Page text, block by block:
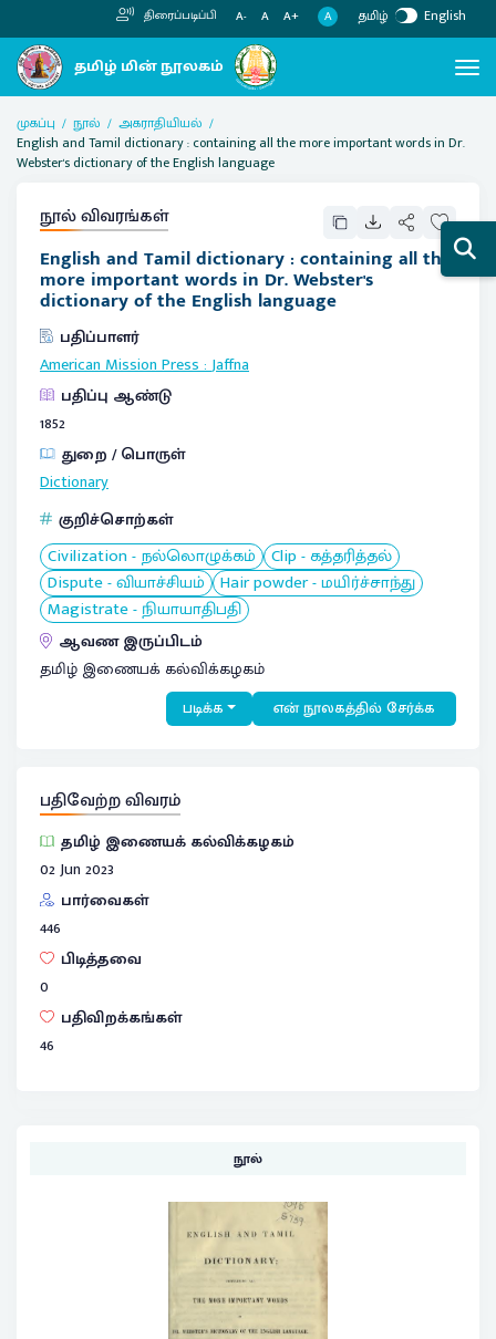
திரைப்படிப்பி A- A A+ A தமிழ் English
முகப்பு நூல்
அகராதியியல்
English and Tamil dictionary : containing all the more important words in Dr.
Webster's dictionary of the English language
நூல் விவரங்கள்
English and Tamil dictionary : containing all the
more important words in Dr. Webster's
dictionary of the English language
பதிப்பாளர்
American Mission Press:Jaffna
பதிப்பு ஆண்டு
1852
துறை / பொருள்
Dictionary
குறிச்சொற்கள்
Civilization - நல்லொழுக்கம் Clip - கத்தரித்தல்
Dispute - வியாச்சியம் Hair powder - மயிர்ச்சாந்து
Magistrate - நியாயாதிபதி
ஆவண இருப்பிடம்
தமிழ் இணையக் கல்விக்கழகம்
படிக்க என் நூலகத்தில் சேர்க்க
பதிவேற்ற விவரம்
தமிழ் இணையக் கல்விக்கழகம்
02 Jun 2023
பார்வைகள்
446
பிடித்தவை
0
பதிவிறக்கங்கள்
46
நூல்